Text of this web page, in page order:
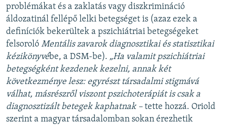
problémákat és a zaklatás vagy diszkrimináció
áldozatinál fellépő lelki betegséget is (azaz ezek a
definíciók bekerültek a pszichiátriai betegségeket
felsoroló Mentális zavarok diagnosztikai és statisztikai
kézikönyvébe, a DSM-be). „Ha valamit pszichiátriai
betegségként kezdenek kezelni, annak két
következménye lesz: egyrészt társadalmi stigmává
válhat, másrészről viszont pszichoterápiát is csak a
diagnosztizált betegek kaphatnak – tette hozzá. Oriold
szerint a magyar társadalomban sokan érezhetik